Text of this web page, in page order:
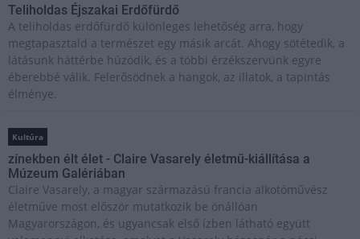
Teliholdas Éjszakai Erdőfürdő
A teliholdas erdőfürdő különleges lehetőség arra, hogy
megtapasztald a természet egy másik arcát. Ahogy sötétedik, a
látásunk háttérbe húzódik, és a többi érzékszervünk egyre
éberebbé válik. Felerősödnek a hangok, az illatok, a tapintás
élménye.
Kultúra
zínekben élt élet - Claire Vasarely életmű-kiállítása a
Múzeum Galériában
Claire Vasarely, a magyar származású francia alkotóművész
életműve most először mutatkozik be önállóan
Magyarországon, és ugyancsak első ízben látható együtt